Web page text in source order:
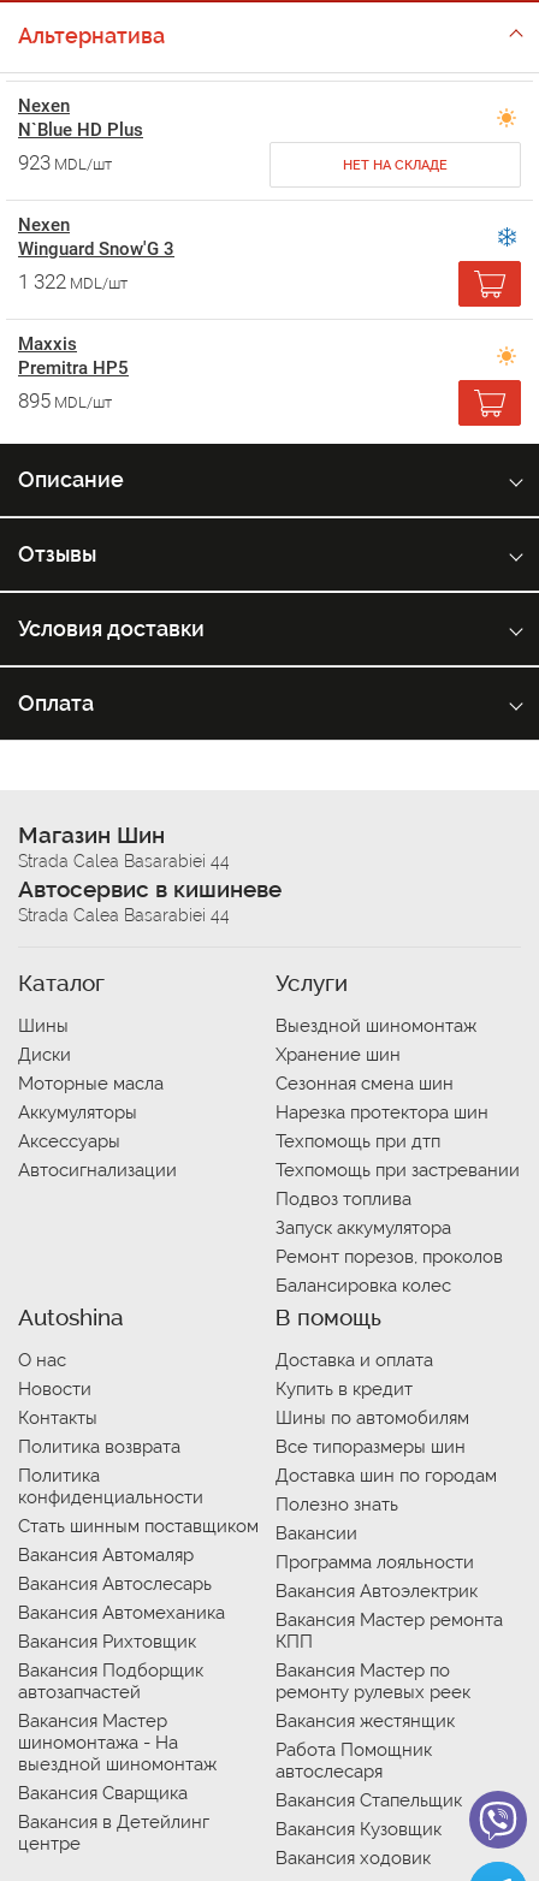
Альтернатива
Nexen
N`Blue HD Plus
923 MDL/шт НЕТ НА СКЛАДЕ
Nexen
Winguard Snow'G 3
1 322 MDL/шт
Maxxis
Premitra HP5
895 MDL/шт
Описание
Отзывы
Условия доставки
Оплата
Магазин Шин
Strada Calea Basarabiei 44
Автосервис в кишиневе
Strada Calea Basarabiei 44
Каталог
Шины
Диски
Моторные масла
Аккумуляторы
Аксессуары
Автосигнализации
Услуги
Выездной шиномонтаж
Хранение шин
Сезонная смена шин
Нарезка протектора шин
Техпомощь при дтп
Техпомощь при застревании
Подвоз топлива
Запуск аккумулятора
Ремонт порезов, проколов
Балансировка колес
Autoshina
О нас
Новости
Контакты
Политика возврата
Политика
конфиденциальности
Стать шинным поставщиком
Вакансия Автомаляр
Вакансия Автослесарь
Вакансия Автомеханика
Вакансия Рихтовщик
Вакансия Подборщик
автозапчастей
Вакансия Мастер
шиномонтажа - На
выездной шиномонтаж
Вакансия Сварщика
Вакансия в Детейлинг
центре
В помощь
Доставка и оплата
Купить в кредит
Шины по автомобилям
Все типоразмеры шин
Доставка шин по городам
Полезно знать
Вакансии
Программа лояльности
Вакансия Автоэлектрик
Вакансия Мастер ремонта
КПП
Вакансия Мастер по
ремонту рулевых реек
Вакансия жестянщик
Работа Помощник
автослесаря
Вакансия Стапельщик
Вакансия Кузовщик
Вакансия ходовик